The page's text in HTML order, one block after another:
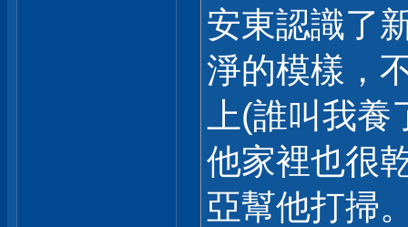
安東認識了
淨的模樣，
上(誰叫我
他家裡也很
亞幫他打掃